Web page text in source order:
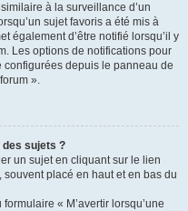
à la surveillance d’un
sujet favoris a été mis à
également d’être notifié lorsqu’il y
Les options de notifications pour
configurées depuis le panneau de
».
sujets ?
un sujet en cliquant sur le lien
placé en haut et en bas du
« M’avertir lorsqu’une